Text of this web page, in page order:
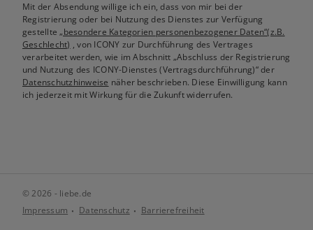
Mit der Absendung willige ich ein, dass von mir bei der
Registrierung oder bei Nutzung des Dienstes zur Verfügung
gestellte„besondere Kategorien personenbezogener Daten“(z.B.
Geschlecht) , von ICONY zur Durchführung des Vertrages
verarbeitet werden, wie im Abschnitt „Abschluss der Registrierung
und Nutzung des ICONY-Dienstes (Vertragsdurchführung)“ der
Datenschutzhinweise näher beschrieben. Diese Einwilligung kann
ich jederzeit mit Wirkung für die Zukunft widerrufen.
© 2026 - liebe.de
Impressum
Datenschutz Barrierefreiheit